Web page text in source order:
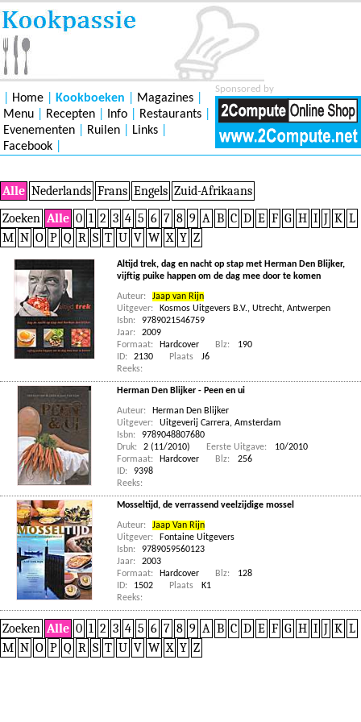
Sponsored by
Home Kookboeken Magazines
Menu
Recepten Info Restaurants
Evenementen
Ruilen Links
Facebook
Alle Nederlands Frans Engels Zuid-Afrikaans
Zoeken Alle 0 1 2 3 4 5 6 7 8 9 A B C D E F G H I J K L
M N O P Q R S T U V W X Y Z
Altijd trek, dag en nacht op stap met Herman Den Blijker,
vijftig puike happen om de dag mee door te komen
Auteur:
Jaap van Rijn
Uitgever:
Kosmos Uitgevers B.V., Utrecht, Antwerpen
Isbn:
9789021546759
Jaar:
2009
Formaat:
Hardcover Blz:
190
ID:
2130 Plaats
J6
Reeks:
Herman Den Blijker - Peen en ui
Auteur:
Herman Den Blijker
Uitgever:
Uitgeverij Carrera, Amsterdam
Isbn:
9789048807680
Druk:
2 (11/2010) Eerste Uitgave:
10/2010
Formaat:
Hardcover Blz:
256
ID:
9398
Reeks:
Mosseltijd, de verrassend veelzijdige mossel
Auteur:
Jaap Van Rijn
Uitgever:
Fontaine Uitgevers
Isbn:
9789059560123
Jaar:
2003
Formaat:
Hardcover Blz:
128
ID:
1502 Plaats
K1
Reeks:
Zoeken Alle 0 1 2 3 4 5 6 7 8 9 A B C D E F G H I J K L
M N O P Q R S T U V W X Y Z